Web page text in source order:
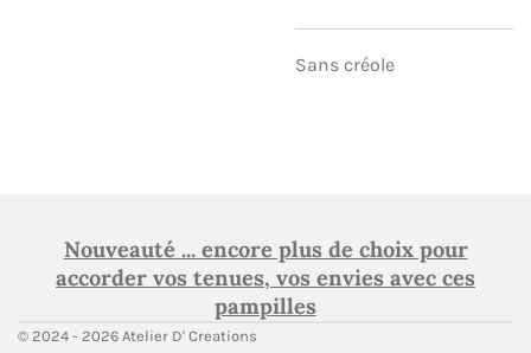
Sans créole
Nouveauté ... encore plus de choix pour
accorder vos tenues, vos envies avec ces
pampilles
© 2024 - 2026 Atelier D' Creations